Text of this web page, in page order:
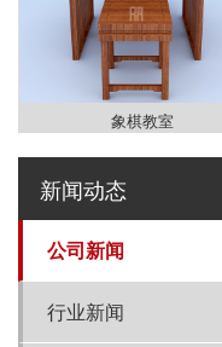
象棋教室
新闻动态
公司新闻
行业新闻